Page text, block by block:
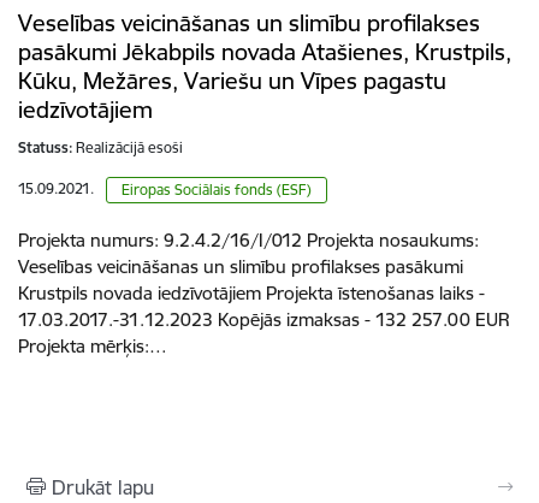
Veselības veicināšanas un slimību profilakses
pasākumi Jēkabpils novada Atašienes, Krustpils,
Kūku, Mežāres, Variešu un Vīpes pagastu
iedzīvotājiem
Statuss: Realizācijā esoši
15.09.2021. Eiropas Sociālais fonds (ESF)
Projekta numurs: 9.2.4.2/16/I/012 Projekta nosaukums:
Veselības veicināšanas un slimību profilakses pasākumi
Krustpils novada iedzīvotājiem Projekta īstenošanas laiks -
17.03.2017.-31.12.2023 Kopējās izmaksas - 132 257.00 EUR
Projekta mērķis:…
Drukāt lapu